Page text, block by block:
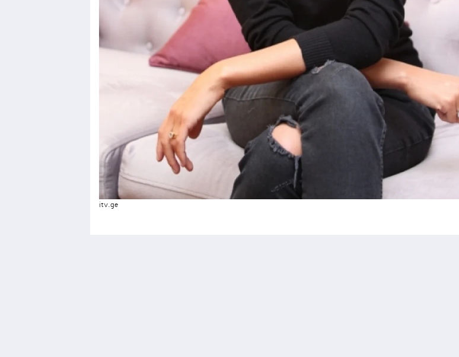
itv.ge